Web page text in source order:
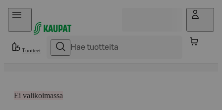
Hyppää sisältöön
Tuotteet
Ei valikoimassa